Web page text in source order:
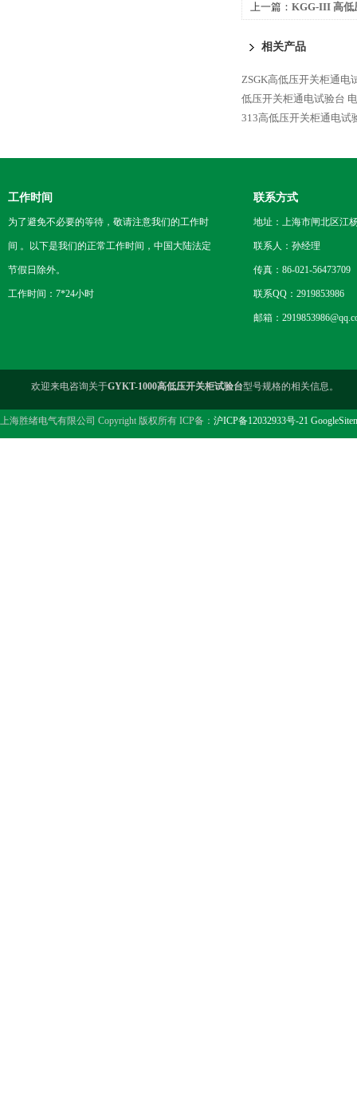
上一篇： KGG-III 高低
相关产品
ZSGK高低压开关柜通电
低压开关柜通电试验台
313高低压开关柜通电试
工作时间
为了避免不必要的等待，敬请注意我们的工作时
间 。以下是我们的正常工作时间，中国大陆法定
节假日除外。
工作时间：7*24小时
联系方式
地址：上海市闸北区江
联系人：孙经理
传真：86-021-56473709
联系QQ：2919853986
邮箱：
欢迎来电咨询关于GYKT-1000高低压开关柜试验台型号规格的相关信息。
上海胜绪电气有限公司 Copyright 版权所有 ICP备： 沪ICP备12032933号-21